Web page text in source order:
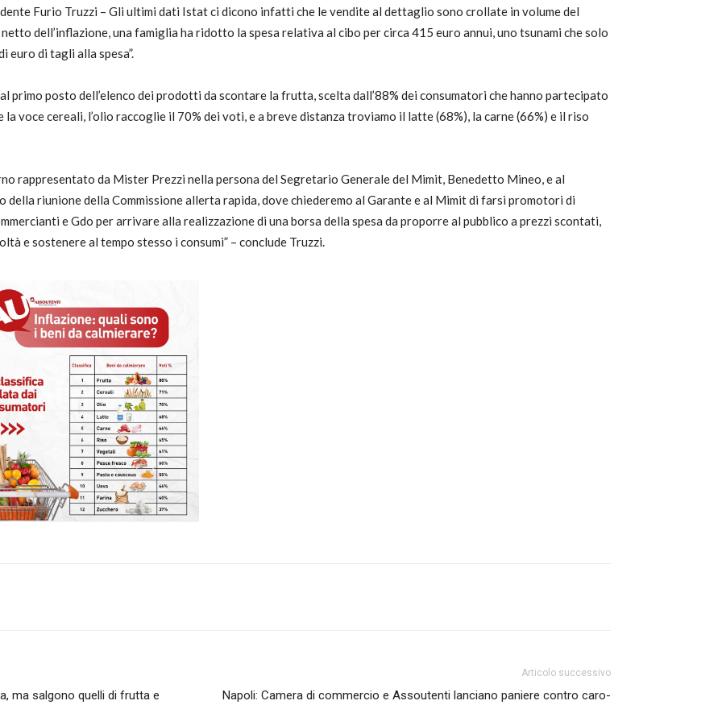
Furio Truzzi – Gli ultimi dati Istat ci dicono infatti che le vendite al dettaglio sono crollate in volume del
dell’inflazione, una famiglia ha ridotto la spesa relativa al cibo per circa 415 euro annui, uno tsunami che solo
euro di tagli alla spesa”.
primo posto dell’elenco dei prodotti da scontare la frutta, scelta dall’88% dei consumatori che hanno partecipato
voce cereali, l’olio raccoglie il 70% dei voti, e a breve distanza troviamo il latte (68%), la carne (66%) e il riso
rappresentato da Mister Prezzi nella persona del Segretario Generale del Mimit, Benedetto Mineo, e al
della riunione della Commissione allerta rapida, dove chiederemo al Garante e al Mimit di farsi promotori di
e Gdo per arrivare alla realizzazione di una borsa della spesa da proporre al pubblico a prezzi scontati,
e sostenere al tempo stesso i consumi” – conclude Truzzi.
ma salgono quelli di frutta e
Articolo successivo
Napoli: Camera di commercio e Assoutenti lanciano paniere contro caro-